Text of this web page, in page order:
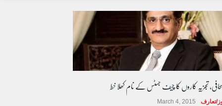
تجزیہ کاروں کا چیف جسٹس کے نام کھلا خط
تعارف March 4, 2015